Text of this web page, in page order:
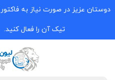
دوستان عزیز در صورت نیاز به
تیک آن را فعال کنید.